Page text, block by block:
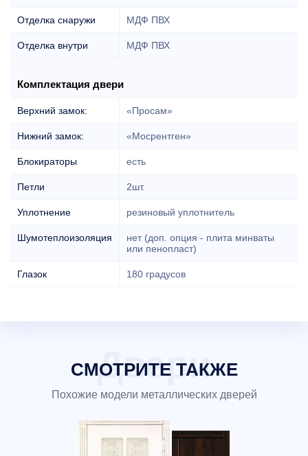
Отделка снаружи МДФ ПВХ
Отделка внутри МДФ ПВХ
Комплектация двери
Верхний замок: «Просам»
Нижний замок: «Мосрентген»
Блокираторы есть
Петли 2шт.
Уплотнение резиновый уплотнитель
Шумотеплоизоляция
нет (доп. опция - плита минваты
или пенопласт)
Глазок 180 градусов
СМОТРИТЕ ТАКЖЕ
Похожие модели металлических дверей